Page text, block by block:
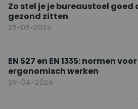
Zo stel je je bureaustoel goed
gezond zitten
23-03-2026
EN 527 en EN 1335: normen voor
ergonomisch werken
29-04-2026